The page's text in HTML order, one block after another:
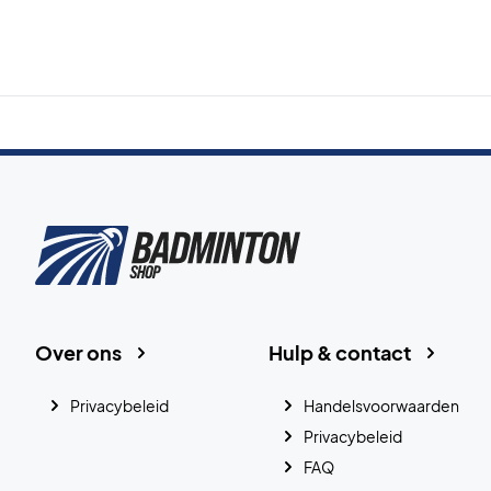
Hulp & contact
Handelsvoorwaarden
Privacybeleid
FAQ
Over ons
Privacybeleid